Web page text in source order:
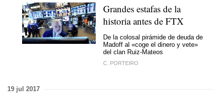
Grandes estafas de la
historia antes de FTX
De la colosal pirámide de deuda de
Madoff al «coge el dinero y vete»
del clan Ruiz-Mateos
C. PORTEIRO
19 jul 2017